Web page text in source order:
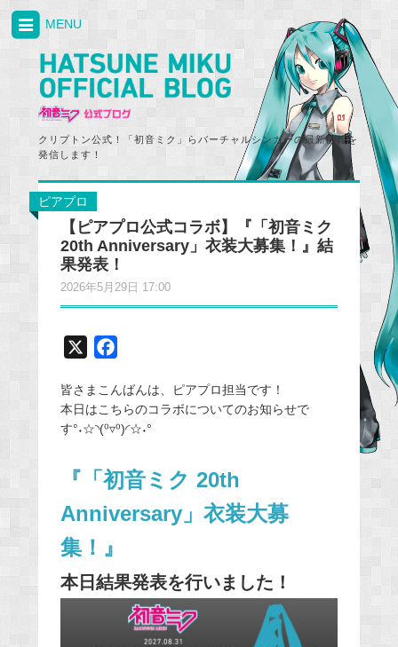
クリプトン公式！「初音ミク」らバーチャルシンガーの最新情報を
発信します！
MENU
ピアプロ
【ピアプロ公式コラボ】『「初音ミク
20th Anniversary」衣装大募集！』結
果発表！
2026年5月29日 17:00
c
e
b
o
k
皆さまこんばんは、ピアプロ担当です！
本日はこちらのコラボについてのお知らせで
す°˖☆◝(⁰▿⁰)◜☆˖°
『「初音ミク 20th
Anniversary」衣装大募
集！』
本日結果発表を行いました！